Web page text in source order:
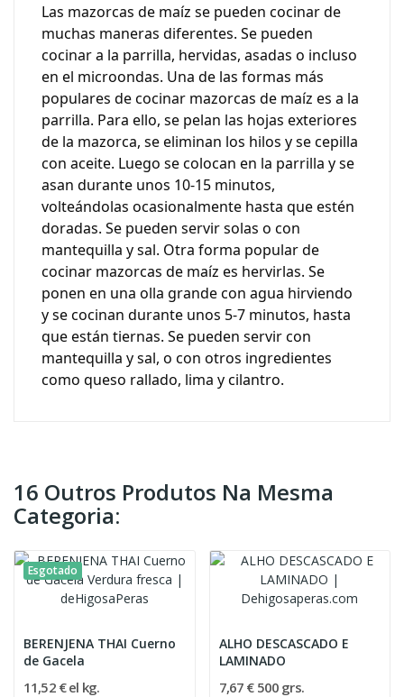
Las mazorcas de maíz se pueden cocinar de
muchas maneras diferentes. Se pueden
cocinar a la parrilla, hervidas, asadas o incluso
en el microondas. Una de las formas más
populares de cocinar mazorcas de maíz es a la
parrilla. Para ello, se pelan las hojas exteriores
de la mazorca, se eliminan los hilos y se cepilla
con aceite. Luego se colocan en la parrilla y se
asan durante unos 10-15 minutos,
volteándolas ocasionalmente hasta que estén
doradas. Se pueden servir solas o con
mantequilla y sal. Otra forma popular de
cocinar mazorcas de maíz es hervirlas. Se
ponen en una olla grande con agua hirviendo
y se cocinan durante unos 5-7 minutos, hasta
que están tiernas. Se pueden servir con
mantequilla y sal, o con otros ingredientes
como queso rallado, lima y cilantro.
16 Outros Produtos Na Mesma
Categoria:
Esgotado
BERENJENA THAI Cuerno
de Gacela
11,52 € el kg.
ALHO DESCASCADO E
LAMINADO
7,67 € 500 grs.